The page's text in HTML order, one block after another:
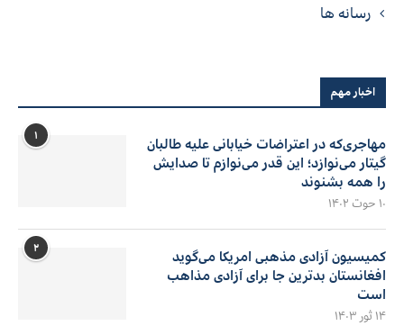
رسانه ها
اخبار مهم
۱
مهاجری‌که در اعتراضات خیابانی علیه طالبان
گیتار می‌نوازد؛ این قدر می‌نوازم تا صدایش
را همه بشنوند
۱۰ حوت ۱۴۰۲
۲
کمیسیون آزادی مذهبی امریکا می‌گوید
افغانستان بدترین جا برای آزادی مذاهب
است
۱۴ ثور ۱۴۰۳